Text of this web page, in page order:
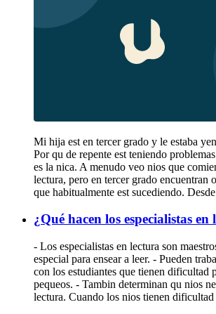
Mi hija est en tercer grado y le estaba
Por qu de repente est teniendo
es la nica. A menudo veo nios que
lectura, pero en tercer grado encuentran
que habitualmente est sucediendo.
¿Qué hacen los especialistas en
- Los especialistas en lectura son
especial para ensear a leer. - Pueden
con los estudiantes que tienen dificultad
pequeos. - Tambin determinan qu nios
lectura. Cuando los nios tienen dificultad